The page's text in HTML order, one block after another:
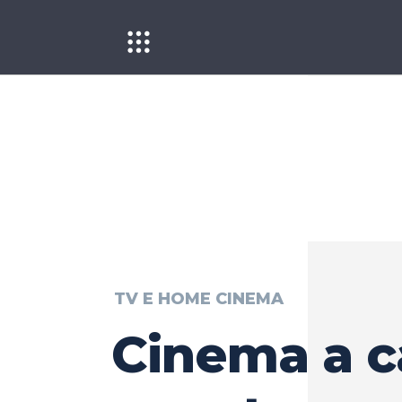
TV E HOME CINEMA
Cinema a